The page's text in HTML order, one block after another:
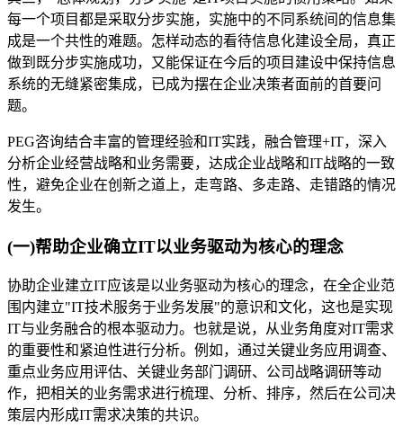
每一个项目都是采取分步实施，实施中的不同系统间的信息集
成是一个共性的难题。怎样动态的看待信息化建设全局，真正
做到既分步实施成功，又能保证在今后的项目建设中保持信息
系统的无缝紧密集成，已成为摆在企业决策者面前的首要问
题。
PEG咨询结合丰富的管理经验和IT实践，融合管理+IT，深入
分析企业经营战略和业务需要，达成企业战略和IT战略的一致
性，避免企业在创新之道上，走弯路、多走路、走错路的情况
发生。
(一)帮助企业确立IT以业务驱动为核心的理念
协助企业建立IT应该是以业务驱动为核心的理念，在全企业范
围内建立"IT技术服务于业务发展"的意识和文化，这也是实现
IT与业务融合的根本驱动力。也就是说，从业务角度对IT需求
的重要性和紧迫性进行分析。例如，通过关键业务应用调查、
重点业务应用评估、关键业务部门调研、公司战略调研等动
作，把相关的业务需求进行梳理、分析、排序，然后在公司决
策层内形成IT需求决策的共识。